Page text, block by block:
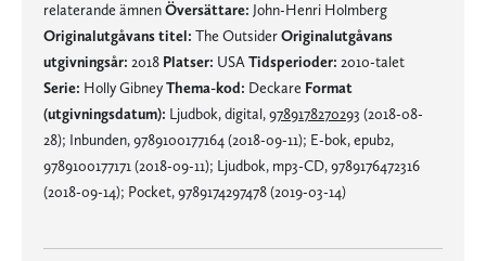
relaterande ämnenÖversättare: John-Henri Holmberg
Originalutgåvans titel: The OutsiderOriginalutgåvans
utgivningsår: 2018 Platser: USA Tidsperioder: 2010-talet
Serie: Holly GibneyThema-kod: Deckare Format
(utgivningsdatum): Ljudbok, digital,9789178270293 (2018-08-
28); Inbunden, 9789100177164 (2018-09-11); E-bok, epub2,
9789100177171 (2018-09-11); Ljudbok, mp3-CD, 9789176472316
(2018-09-14); Pocket, 9789174297478 (2019-03-14)